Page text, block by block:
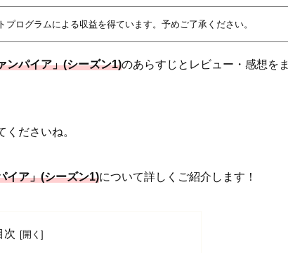
ログラムによる収益を得ています。予めご了承ください。
ンパイア」(シーズン1)のあらすじとレビュー・感想をま
ださいね。
イア」(シーズン1)について詳しくご紹介します！
次